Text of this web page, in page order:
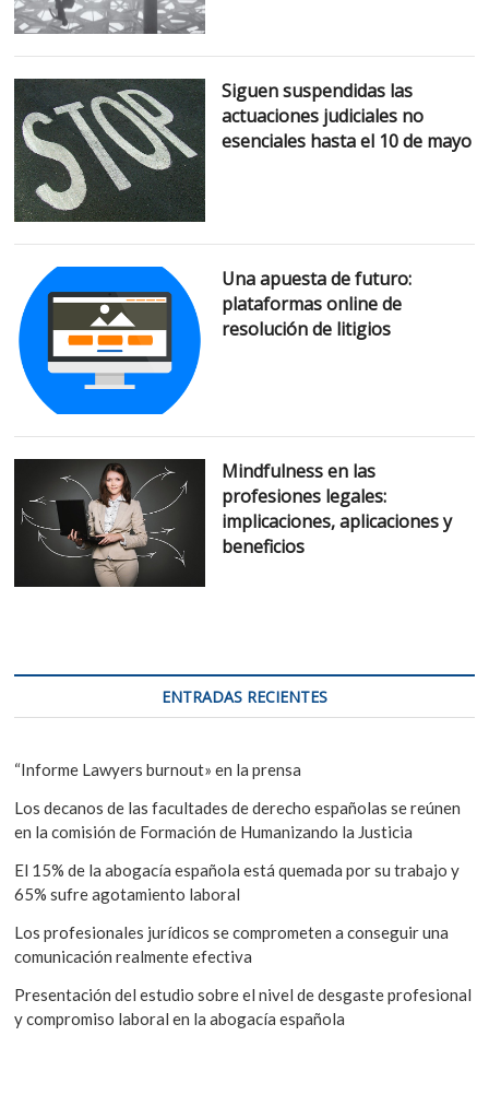
Siguen suspendidas las
actuaciones judiciales no
esenciales hasta el 10 de mayo
Una apuesta de futuro:
plataformas online de
resolución de litigios
Mindfulness en las
profesiones legales:
implicaciones, aplicaciones y
beneficios
ENTRADAS RECIENTES
“Informe Lawyers burnout» en la prensa
Los decanos de las facultades de derecho españolas se reúnen
en la comisión de Formación de Humanizando la Justicia
El 15% de la abogacía española está quemada por su trabajo y
65% sufre agotamiento laboral
Los profesionales jurídicos se comprometen a conseguir una
comunicación realmente efectiva
Presentación del estudio sobre el nivel de desgaste profesional
y compromiso laboral en la abogacía española